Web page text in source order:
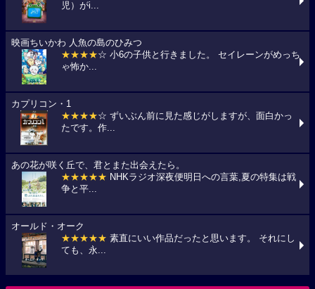
児）がi...
映画ちいかわ 人魚の島のひみつ
★★★★☆ 小6の子供と行きました。 セイレーンがめっち
ゃ怖か...
カプリコン・1
★★★★☆ ずいぶん前に見た感じがしますが、面白かっ
たです。作...
あの花が咲く丘で、君とまた出会えたら。
★★★★★ NHKラジオ深夜便明日への言葉,夏の特集は戦
争と平...
オールド・オーク
★★★★★ 素直にいい作品だったと思います。 それにし
ても、永...